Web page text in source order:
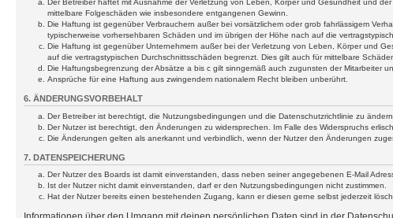
Der Betreiber haftet mit Ausnahme der Verletzung von Leben, Körper und Gesundheit und
mittelbare Folgeschäden wie insbesondere entgangenen Gewinn.
Die Haftung ist gegenüber Verbrauchern außer bei vorsätzlichem oder grob fahrlässigem
typischerweise vorhersehbaren Schäden und im übrigen der Höhe nach auf die
Die Haftung ist gegenüber Unternehmern außer bei der Verletzung von Leben, Körper und
auf die vertragstypischen Durchschnittsschäden begrenzt. Dies gilt auch für mittelbare
Die Haftungsbegrenzung der Absätze a bis c gilt sinngemäß auch zugunsten der Mitarbeiter
Ansprüche für eine Haftung aus zwingendem nationalem Recht bleiben unberührt.
6. ÄNDERUNGSVORBEHALT
Der Betreiber ist berechtigt, die Nutzungsbedingungen und die Datenschutzrichtlinie zu
Der Nutzer ist berechtigt, den Änderungen zu widersprechen. Im Falle des Widerspruchs
Die Änderungen gelten als anerkannt und verbindlich, wenn der Nutzer den Änderungen
7. DATENSPEICHERUNG
Der Nutzer des Boards ist damit einverstanden, dass neben seiner angegebenen E-Mail
Ist der Nutzer nicht damit einverstanden, darf er den Nutzungsbedingungen nicht zustimmen.
Hat der Nutzer bereits einen bestehenden Zugang, kann er diesen gerne selbst jederzeit